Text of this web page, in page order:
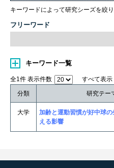
キーワードによって研究シーズを絞
フリーワード
キーワード一覧
全1件 表示件数 すべて表示
分類
研究テー
大学
加齢と運動習慣が好中球
える影響